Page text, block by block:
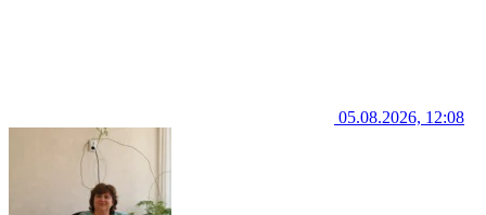
05.08.2026, 12:08